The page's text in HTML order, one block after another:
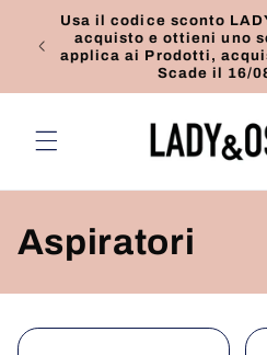
direttamente
ai contenuti
Usa il codice sconto
acquisto e ottieni uno
applica ai Prodotti,
Scade il 16/
C
o
l
Aspiratori